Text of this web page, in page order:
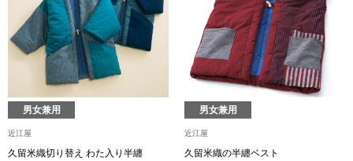
ボトムス
パンツ／スラ
男女兼用
近江屋
久留米織切り替え わた入り半纏
男女兼用
近江屋
久留米織の半纏ベスト